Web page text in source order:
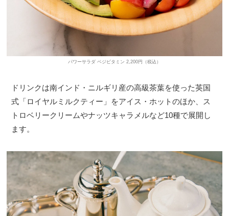
パワーサラダ ベジビタミン 2,200円（税込）
ドリンクは南インド・ニルギリ産の高級茶葉を使った英国
式「ロイヤルミルクティー」をアイス・ホットのほか、ス
トロベリークリームやナッツキャラメルなど10種で展開し
ます。